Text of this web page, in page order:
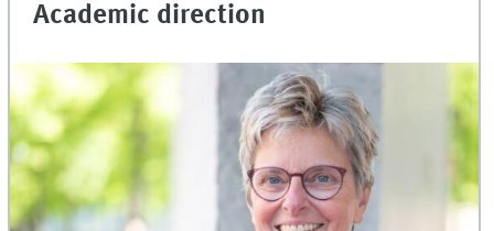
Academic direction